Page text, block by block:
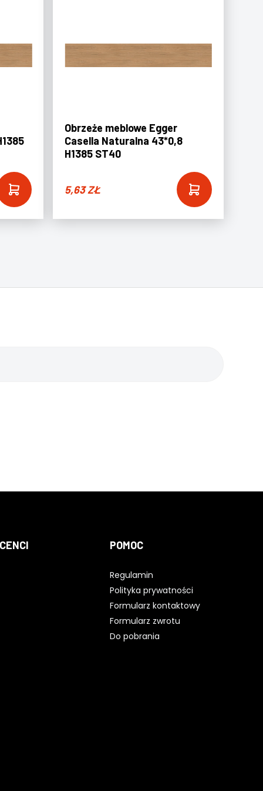
Obrzeże meblowe Egger
Casella Naturalna 43*0,8
H1385 ST40
5,63ZŁ
POMOC
Regulamin
Polityka prywatności
Formularz kontaktowy
Formularz zwrotu
Do pobrania